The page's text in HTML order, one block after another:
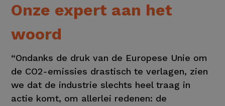
Onze expert aan het
woord
“Ondanks de druk van de Europese Unie om
de CO2-emissies drastisch te verlagen, zien
we dat de industrie slechts heel traag in
actie komt, om allerlei redenen: de